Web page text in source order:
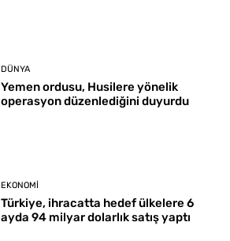
DÜNYA
Yemen ordusu, Husilere yönelik
operasyon düzenlediğini duyurdu
EKONOMI
Türkiye, ihracatta hedef ülkelere 6
ayda 94 milyar dolarlık satış yaptı